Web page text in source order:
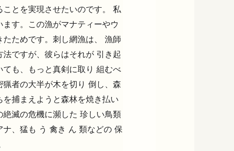
とを実現させたいのです。 私
す。この漁がマナティーやウ
ためです。刺し網漁は、 漁師
ですが、彼らはそれが 引き起
も、もっと真剣に取り 組むべ
者の大半が木を切り 倒し、森
捕まえようと森林を焼き払い
滅の危機に瀕した 珍しい鳥類
、猛も う 禽き ん 類などの 保